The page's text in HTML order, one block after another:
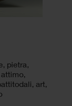
pietra
attimo
art